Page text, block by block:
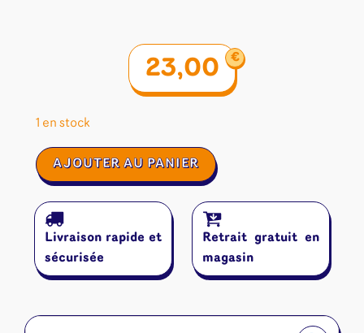
23,00 €
1 en stock
quantité
de
AJOUTER AU PANIER
Livraison rapide et
sécurisée
Retrait gratuit en
magasin